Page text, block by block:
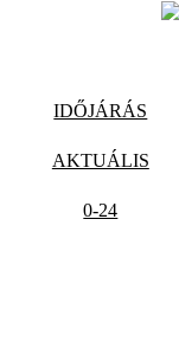
IDŐJÁRÁS
AKTUÁLIS
0-24